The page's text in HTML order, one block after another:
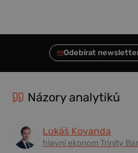
Názory analytiků
Lukáš Kovanda
hlavní ekonom Trinity